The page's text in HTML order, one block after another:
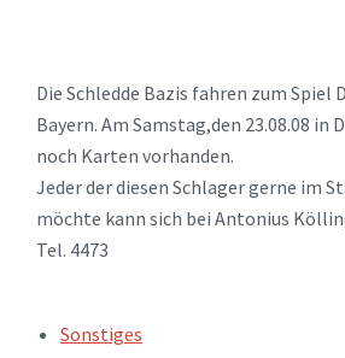
Die Schledde Bazis fahren zum Spiel
Bayern. Am Samstag,den 23.08.08 in
noch Karten vorhanden.
Jeder der diesen Schlager gerne im
möchte kann sich bei Antonius
Tel. 4473
TAGS:Sonstiges